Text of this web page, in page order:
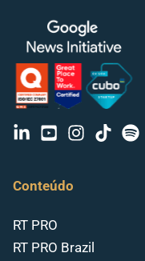
Conteúdo
RT PRO
RT PRO Brazil